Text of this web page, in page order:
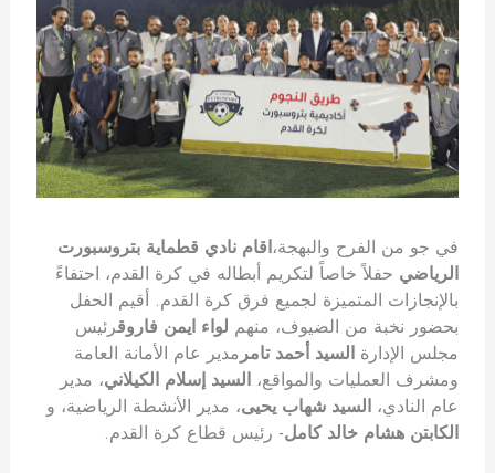
في جو من الفرح والبهجة،اقام نادي قطماية بتروسبورت
الرياضي حفلاً خاصاً لتكريم أبطاله في كرة القدم، احتفاءً
بالإنجازات المتميزة لجميع فرق كرة القدم. أقيم الحفل
بحضور نخبة من الضيوف، منهم لواء ايمن فاروقرئيس
مجلس الإدارة السيد أحمد تامرمدير عام الأمانة العامة
ومشرف العمليات والمواقع، السيد إسلام الكيلاني، مدير
عام النادي، السيد شهاب يحيى، مدير الأنشطة الرياضية، و
الكابتن هشام خالد كامل- رئيس قطاع كرة القدم.